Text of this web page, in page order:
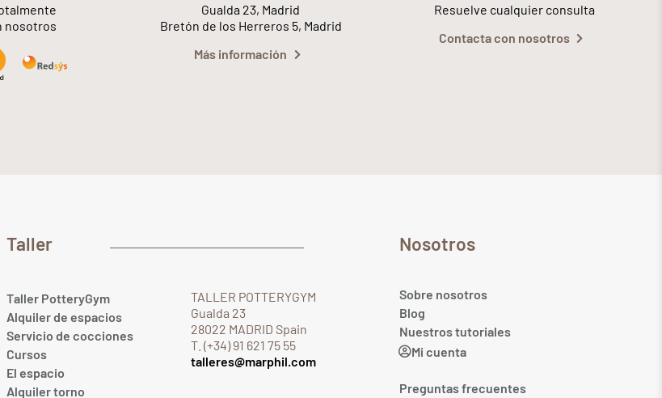
nosotros
Gualda 23, Madrid
Bretón de los Herreros 5, Madrid
Más información
Resuelve cualquier consulta
Contacta con nosotros
Taller
Taller PotteryGym
Alquiler de espacios
Servicio de cocciones
Cursos
El espacio
Alquiler torno
TALLER POTTERYGYM
Gualda 23
28022 MADRID Spain
T. (+34) 91 621 75 55
talleres@marphil.com
Nosotros
Sobre nosotros
Blog
Nuestros tutoriales
Mi cuenta
Preguntas frecuentes